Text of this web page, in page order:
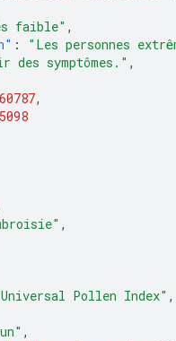
faible" ,
:
"Les personnes
des symptômes." ,
,
,
Pollen Index" ,
,